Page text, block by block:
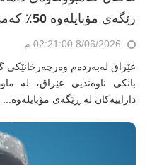
رێگەی مۆبایلەوە 50٪ کەمی کردووە
8/06/2026 02:21:00 م
عێراق لەبەردەم وەرچەرخانێکی
داراییەکان لە ڕێگەی مۆبایلەوە...